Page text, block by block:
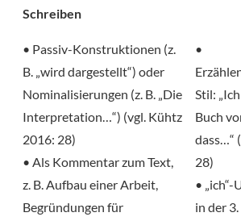
Schreiben
• Passiv-Konstruktionen (z.
B. „wird dargestellt“) oder
Nominalisierungen (z. B. „Die
Interpretation…“) (vgl. Kühtz
2016: 28)
• Als Kommentar zum Text,
z. B. Aufbau einer Arbeit,
Begründungen für
•
Stil:
Buch
dass…“
28)
•
in der